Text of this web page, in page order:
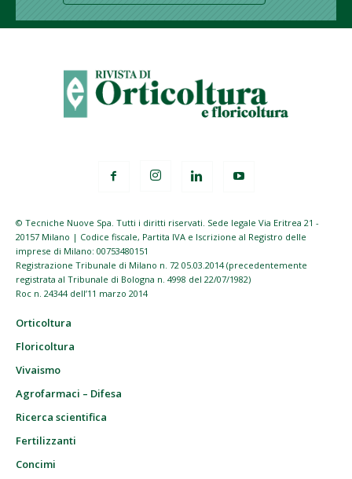
© Tecniche Nuove Spa. Tutti i diritti riservati. Sede legale Via Eritrea 21 -
20157 Milano | Codice fiscale, Partita IVA e Iscrizione al Registro delle
imprese di Milano: 00753480151
Registrazione Tribunale di Milano n. 72 05.03.2014 (precedentemente
registrata al Tribunale di Bologna n. 4998 del 22/07/1982)
Roc n. 24344 dell’11 marzo 2014
Orticoltura
Floricoltura
Vivaismo
Agrofarmaci – Difesa
Ricerca scientifica
Fertilizzanti
Concimi